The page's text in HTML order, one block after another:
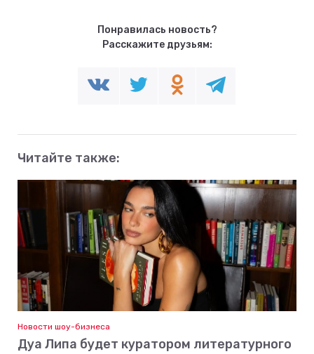
Понравилась новость?
Расскажите друзьям:
Читайте также:
Новости шоу-бизнеса
Дуа Липа будет куратором литературного